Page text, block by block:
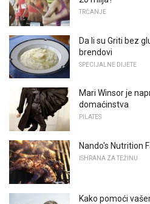
TRČANJE
Da li su Griti bez
brendovi
SPECIJALNE DIJETE
Mari Winsor je
domaćinstva
PILATES
Nando's Nutrition
ISHRANA ZA TEŽINU
Kako pomoći